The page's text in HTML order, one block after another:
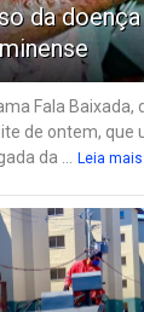
da
Fala Baixada,
de ontem, que
da ...
Leia mais